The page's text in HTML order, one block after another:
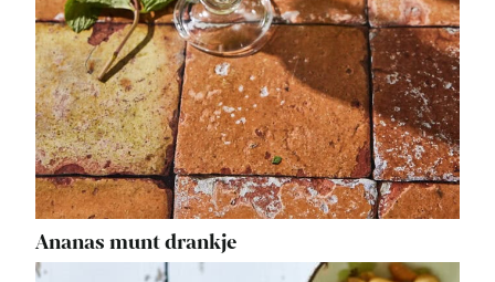
Ananas munt drankje